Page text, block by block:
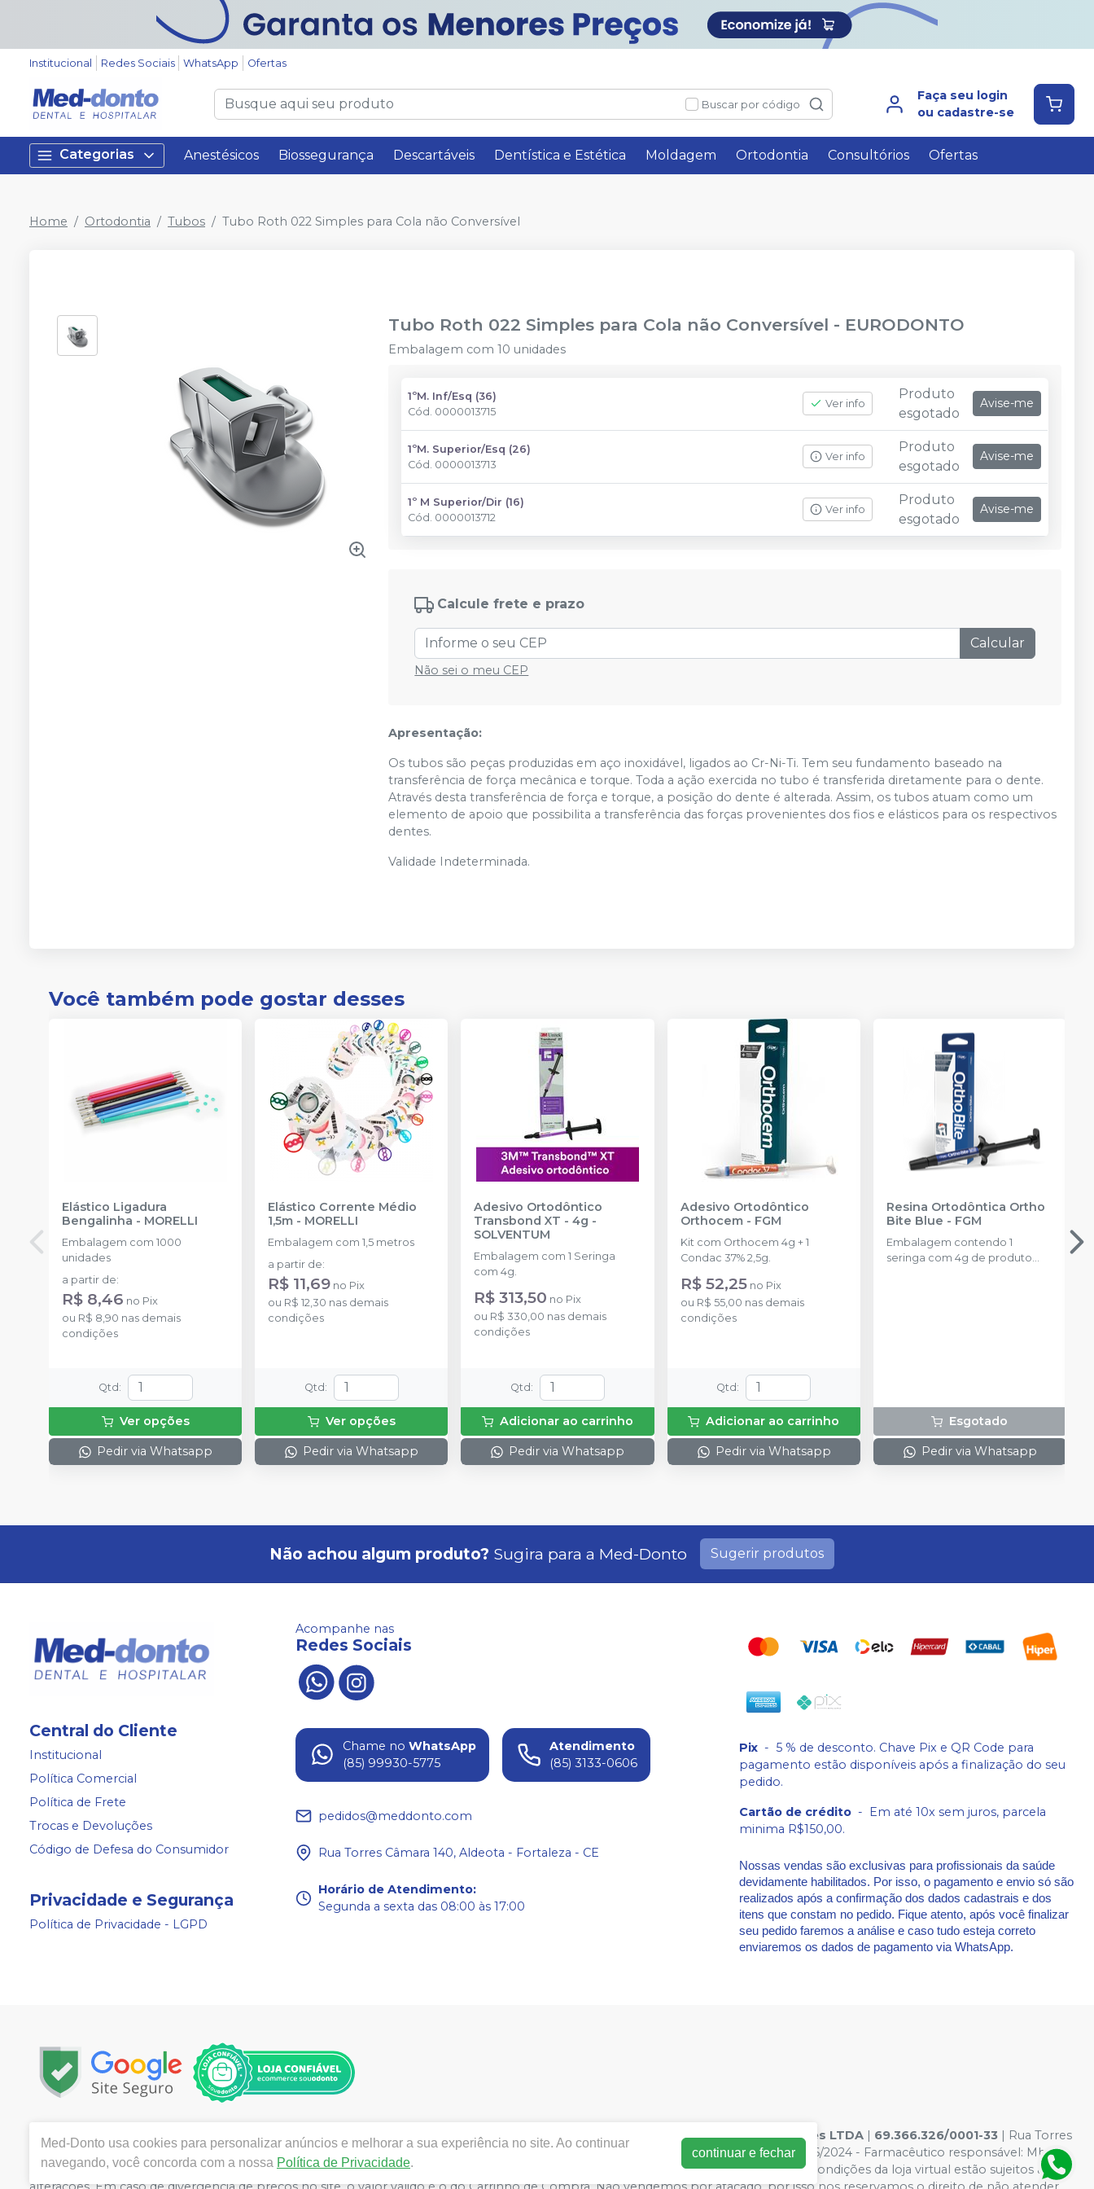
Institucional Redes Sociais WhatsApp Ofertas
Buscar por código
Faça seu login
ou cadastre-se
Categorias Anestésicos Biossegurança Descartáveis Dentística e Estética Moldagem Ortodontia Consultórios Ofertas
Home Ortodontia Tubos Tubo Roth 022 Simples para Cola não Conversível
Tubo Roth 022 Simples para Cola não Conversível - EURODONTO
Embalagem com 10 unidades
1ºM. Inf/Esq (36)
Cód. 0000013715
Ver info
Produto
esgotado
Avise-me
1ºM. Superior/Esq (26)
Cód. 0000013713
Ver info
Produto
esgotado
Avise-me
1º M Superior/Dir (16)
Cód. 0000013712
Ver info
Produto
esgotado
Avise-me
Calcule frete e prazo
Calcular
Não sei o meu CEP
Apresentação:
Os tubos são peças produzidas em aço inoxidável, ligados ao Cr-Ni-Ti. Tem seu fundamento baseado na
transferência de força mecânica e torque. Toda a ação exercida no tubo é transferida diretamente para o dente.
Através desta transferência de força e torque, a posição do dente é alterada. Assim, os tubos atuam como um
elemento de apoio que possibilita a transferência das forças provenientes dos fios e elásticos para os respectivos
dentes.
Validade Indeterminada.
Você também pode gostar desses
Elástico Ligadura
Bengalinha - MORELLI
Embalagem com 1000
unidades
a partir de:
R$ 8,46 no Pix
ou R$ 8,90 nas demais
condições
Qtd :
Ver opções
Pedir via Whatsapp
Elástico Corrente Médio
1,5m - MORELLI
Embalagem com 1,5 metros
a partir de:
R$ 11,69 no Pix
ou R$ 12,30 nas demais
condições
Qtd :
Ver opções
Pedir via Whatsapp
Adesivo Ortodôntico
Transbond XT - 4g -
SOLVENTUM
Embalagem com 1 Seringa
com 4g.
R$ 313,50 no Pix
ou R$ 330,00 nas demais
condições
Qtd :
Adicionar ao carrinho
Pedir via Whatsapp
Adesivo Ortodôntico
Orthocem- FGM
Kit com Orthocem 4g + 1
Condac 37% 2,5g.
R$ 52,25 no Pix
ou R$ 55,00 nas demais
condições
Qtd :
Adicionar ao carrinho
Pedir via Whatsapp
Resina Ortodôntica Ortho
Bite Blue - FGM
Embalagem contendo 1
seringa com 4g de produto
Esgotado
Pedir via Whatsapp
Não achou algum produto? Sugira para a Med-Donto Sugerir produtos
Central do Cliente
Institucional
Política Comercial
Política de Frete
Trocas e Devoluções
Código de Defesa do Consumidor
Privacidade e Segurança
Política de Privacidade - LGPD
Acompanhe nas
Redes Sociais
Chame no WhatsApp
(85) 99930-5775
Atendimento
(85) 3133-0606
pedidos@meddonto.com
Rua Torres Câmara 140, Aldeota - Fortaleza - CE
Horário de Atendimento:
Segunda a sexta das 08:00 às 17:00
Pix - 5 % de desconto. Chave Pix e QR Code para
pagamento estão disponíveis após a finalização do seu
pedido.
Cartão de crédito - Em até 10x sem juros, parcela
minima R$150,00.
Nossas vendas são exclusivas para profissionais da saúde
devidamente habilitados. Por isso, o pagamento e envio só são
realizados após a confirmação dos dados cadastrais e dos
itens que constam no pedido. Fique atento, após você finalizar
seu pedido faremos a análise e caso tudo esteja correto
enviaremos os dados de pagamento via WhatsApp.
Copyright © 2024 | Todos os direitos reservados | www.meddonto.com.br.com.br | Med-donto Comércio de produtos hospitalares LTDA | 69.366.326/0001-33 | Rua Torres
Câmara 140, Bairro: Aldeota- Fortaleza / CE - CEP 60150-060 | Autorizações de Funcionamento ANVISA - Medicamentos: AF00132046/2024 - Farmacêutico responsável: Mhara
Ticianne Ribeiro de Almeida Queiros CRF/CE: 9118 | Política de Privacidade e Segurança - Fotos meramente ilustrativas - Os preços e condições da loja virtual estão sujeitos a
Med-Donto usa cookies para personalizar anúncios e melhorar a sua experiência no site. Ao continuar
navegando, você concorda com a nossa Política de Privacidade.
continuar e fechar